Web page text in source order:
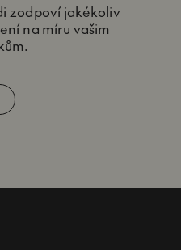
zodpoví jakékoliv
na míru vašim